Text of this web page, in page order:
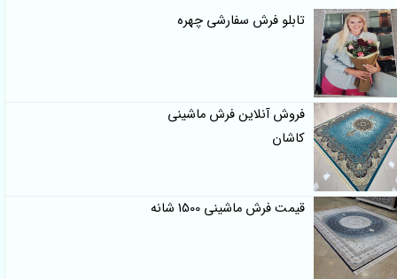
تابلو فرش سفارشی چهره
فروش آنلاین فرش ماشینی
کاشان
قیمت فرش ماشینی 1500 شانه